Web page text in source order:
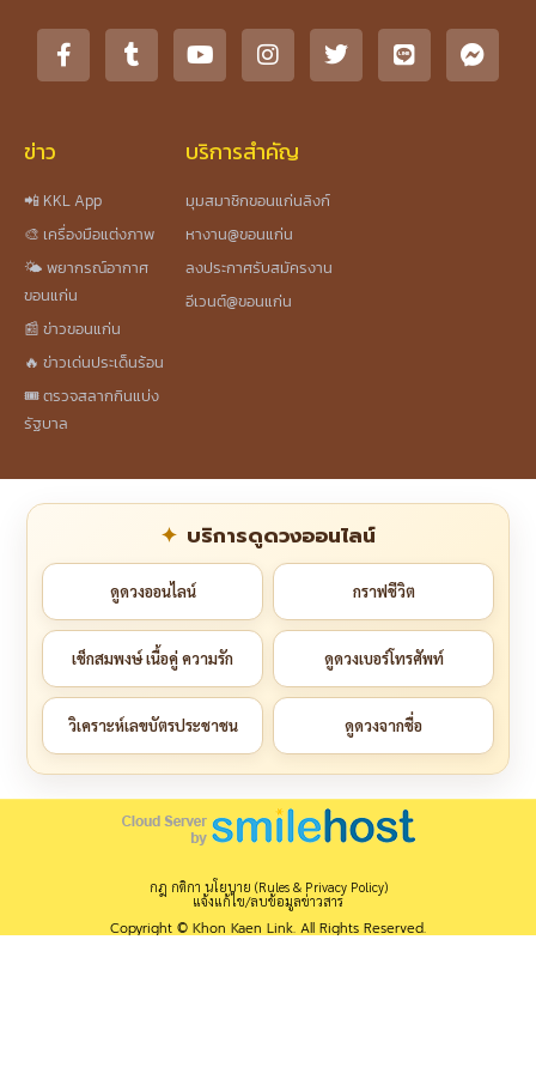
ข่าว
📲 KKL App
🎨 เครื่องมือแต่งภาพ
🌤️ พยากรณ์อากาศ
ขอนแก่น
📰 ข่าวขอนแก่น
🔥 ข่าวเด่นประเด็นร้อน
🎟️ ตรวจสลากกินแบ่ง
รัฐบาล
บริการสำคัญ
มุมสมาชิกขอนแก่นลิงก์
หางาน@ขอนแก่น
ลงประกาศรับสมัครงาน
อีเวนต์@ขอนแก่น
บริการดูดวงออนไลน์
ดูดวงออนไลน์ กราฟชีวิต
เช็กสมพงษ์ เนื้อคู่ ความรัก ดูดวงเบอร์โทรศัพท์
วิเคราะห์เลขบัตรประชาชน ดูดวงจากชื่อ
กฎ กติกา นโยบาย (Rules & Privacy Policy)
แจ้งแก้ไข/ลบข้อมูลข่าวสาร
Copyright © Khon Kaen Link. All Rights Reserved.